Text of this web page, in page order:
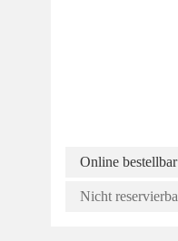
Online bestellbar
Nicht